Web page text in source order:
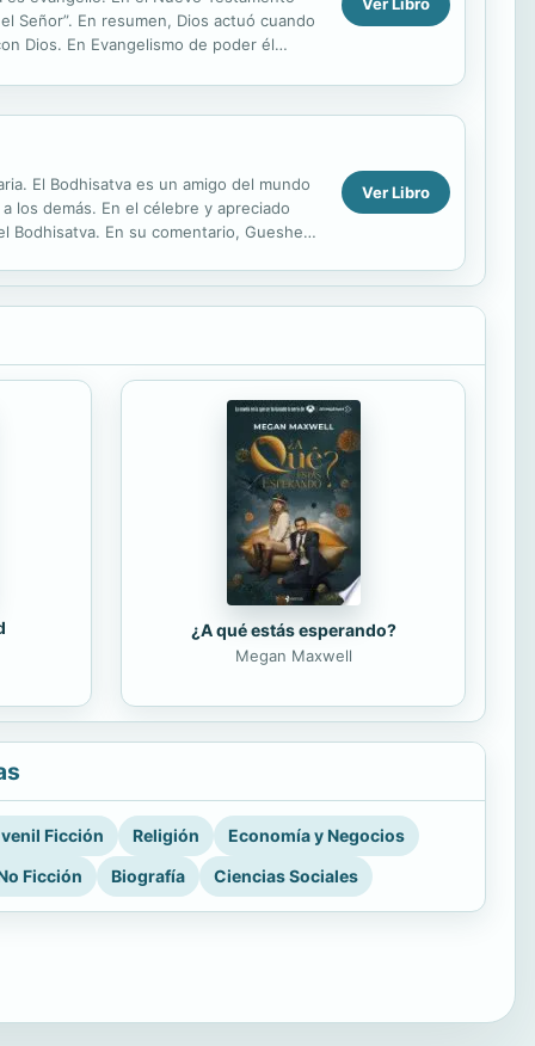
Señor”. En resumen, Dios actuó cuando
Dios. En Evangelismo de poder él
Ver Libro
El Bodhisatva es un amigo del mundo
los demás. En el célebre y apreciado
Bodhisatva. En su comentario, Gueshe
Ver Libro
¿A qué estás esperando?
Megan Maxwell
Ficción Religión
Economía y Negocios
Ficción
Biografía Ciencias Sociales